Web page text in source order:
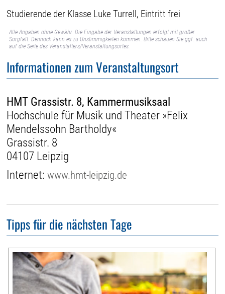
Studierende der Klasse Luke Turrell, Eintritt frei
Alle Angaben ohne Gewähr. Die Eingabe der Veranstaltungen erfolgt mit großer
Sorgfalt. Dennoch kann es zu Unstimmigkeiten kommen. Bitte schauen Sie ggf. auch
auf die Seite des Veranstalters/Veranstaltungsortes.
Informationen zum Veranstaltungsort
HMT Grassistr. 8, Kammermusiksaal
Hochschule für Musik und Theater »Felix
Mendelssohn Bartholdy«
Grassistr. 8
04107 Leipzig
Internet:www.hmt-leipzig.de
Tipps für die nächsten Tage